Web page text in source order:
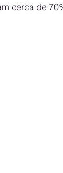
cerca de